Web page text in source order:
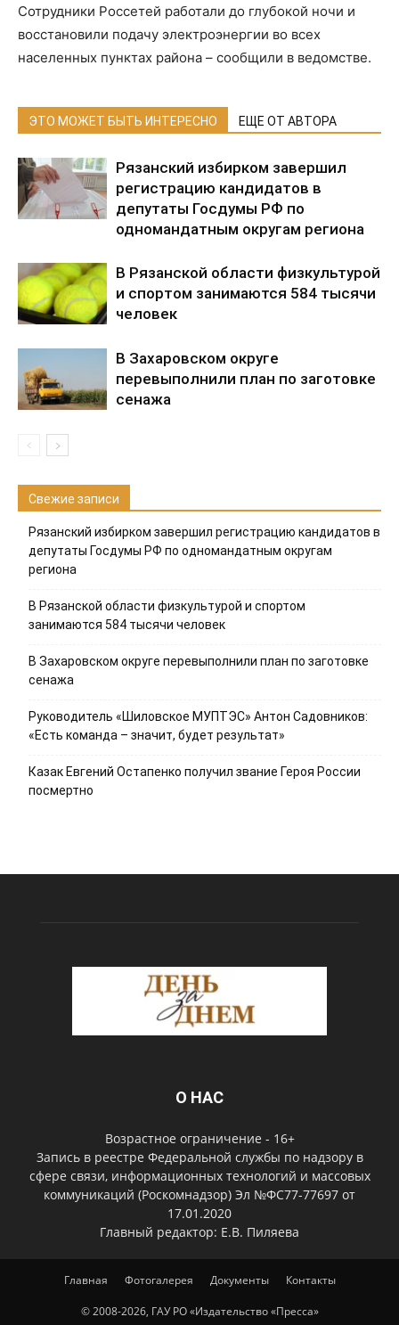
Сотрудники Россетей работали до глубокой ночи и
восстановили подачу электроэнергии во всех
населенных пунктах района – сообщили в ведомстве.
ЭТО МОЖЕТ БЫТЬ ИНТЕРЕСНО ЕЩЕ ОТ АВТОРА
Рязанский избирком завершил
регистрацию кандидатов в
депутаты Госдумы РФ по
одномандатным округам региона
В Рязанской области физкультурой
и спортом занимаются 584 тысячи
человек
В Захаровском округе
перевыполнили план по заготовке
сенажа
Свежие записи
Рязанский избирком завершил регистрацию кандидатов в
депутаты Госдумы РФ по одномандатным округам
региона
В Рязанской области физкультурой и спортом
занимаются 584 тысячи человек
В Захаровском округе перевыполнили план по заготовке
сенажа
Руководитель «Шиловское МУПТЭС» Антон Садовников:
«Есть команда – значит, будет результат»
Казак Евгений Остапенко получил звание Героя России
посмертно
О НАС
Возрастное ограничение - 16+
Запись в реестре Федеральной службы по надзору в
сфере связи, информационных технологий и массовых
коммуникаций (Роскомнадзор) Эл №ФС77-77697 от
17.01.2020
Главный редактор: Е.В. Пиляева
Главная Фотогалерея Документы Контакты
© 2008-2026, ГАУ РО «Издательство «Пресса»